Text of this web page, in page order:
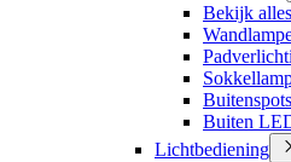
Bekijk alles
Buitenspots
Buiten
Lichtbediening